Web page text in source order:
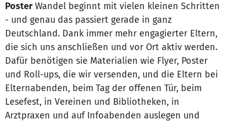
PosterWandel beginnt mit vielen kleinen Schritten
- und genau das passiert gerade in ganz
Deutschland. Dank immer mehr engagierter Eltern,
die sich uns anschließen und vor Ort aktiv werden.
Dafür benötigen sie Materialien wie Flyer, Poster
und Roll-ups, die wir versenden, und die Eltern bei
Elternabenden, beim Tag der offenen Tür, beim
Lesefest, in Vereinen und Bibliotheken, in
Arztpraxen und auf Infoabenden auslegen und